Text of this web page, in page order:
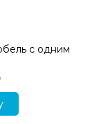
с одним